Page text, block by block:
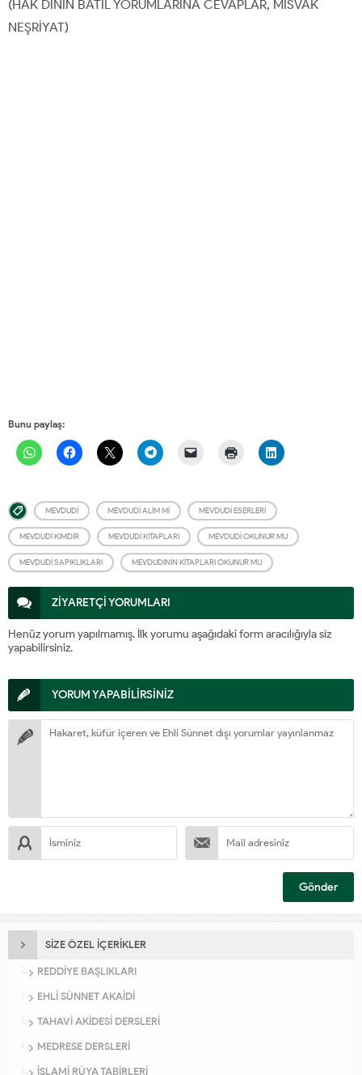
(HAK DİNİN BATIL YORUMLARINA CEVAPLAR, MİSVAK
NEŞRİYAT)
Bunu paylaş:
MEVDUDI MEVDUDI ALIM MI MEVDUDI ESERLERI
MEVDUDI KIMDIR MEVDUDI KITAPLARI MEVDUDI OKUNUR MU
MEVDUDI SAPIKLIKLARI MEVDUDININ KITAPLARI OKUNUR MU
ZİYARETÇİ YORUMLARI
Henüz yorum yapılmamış. İlk yorumu aşağıdaki form aracılığıyla siz
yapabilirsiniz.
YORUM YAPABİLİRSİNİZ
SİZE ÖZEL İÇERİKLER
REDDİYE BAŞLIKLARI
EHLİ SÜNNET AKAİDİ
TAHAVİ AKİDESİ DERSLERİ
MEDRESE DERSLERİ
İSLAMİ RÜYA TABİRLERİ